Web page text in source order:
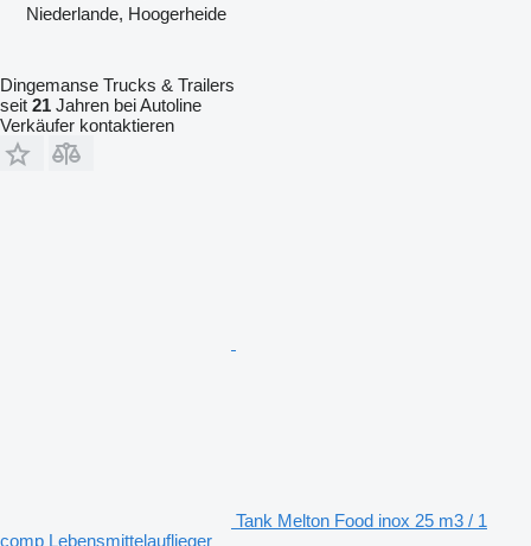
Niederlande, Hoogerheide
Dingemanse Trucks & Trailers
seit 21 Jahren bei Autoline
Verkäufer kontaktieren
Tank Melton Food inox 25 m3 / 1
comp Lebensmittelauflieger